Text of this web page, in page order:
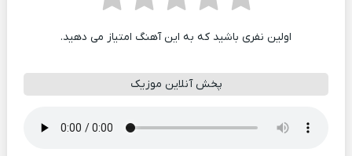
اولین نفری باشید که به این آهنگ امتیاز می دهید.
پخش آنلاین موزیک